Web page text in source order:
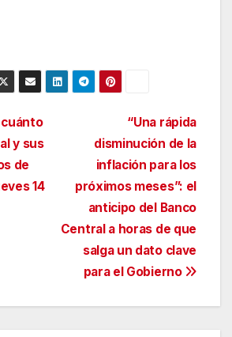
“Una rápida
disminución de la
inflación para los
próximos meses”: el
anticipo del Banco
Central a horas de que
salga un dato clave
para el Gobierno
cuánto
y sus
de
14